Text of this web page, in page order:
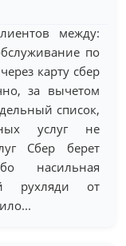
между:
по
карту сбер
за вычетом
список,
услуг не
Сбер берет
насильная
рухляди от